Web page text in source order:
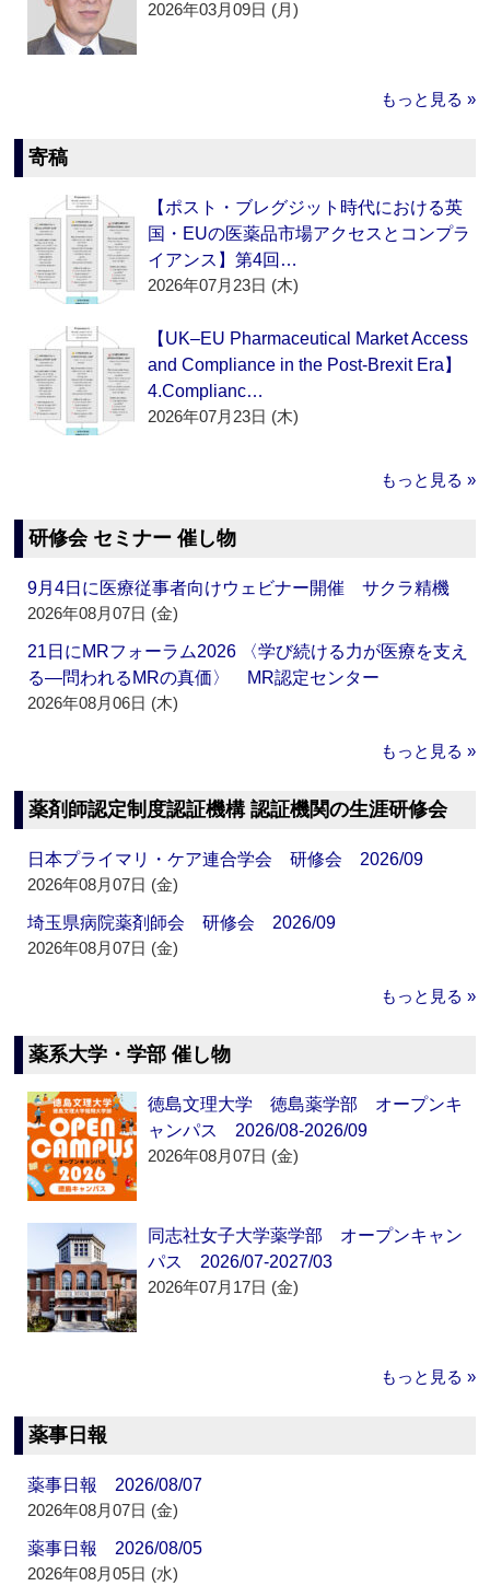
2026年03月09日 (月)
もっと見る »
寄稿
【ポスト・ブレグジット時代における英
国・EUの医薬品市場アクセスとコンプラ
イアンス】第4回…
2026年07月23日 (木)
【UK–EU Pharmaceutical Market Access
and Compliance in the Post-Brexit Era】
4.Complianc…
2026年07月23日 (木)
もっと見る »
研修会 セミナー 催し物
9月4日に医療従事者向けウェビナー開催 サクラ精機
2026年08月07日 (金)
21日にMRフォーラム2026 〈学び続ける力が医療を支え
る―問われるMRの真価〉 MR認定センター
2026年08月06日 (木)
もっと見る »
薬剤師認定制度認証機構 認証機関の生涯研修会
日本プライマリ・ケア連合学会 研修会 2026/09
2026年08月07日 (金)
埼玉県病院薬剤師会 研修会 2026/09
2026年08月07日 (金)
もっと見る »
薬系大学・学部 催し物
徳島文理大学 徳島薬学部 オープンキ
ャンパス 2026/08-2026/09
2026年08月07日 (金)
同志社女子大学薬学部 オープンキャン
パス 2026/07-2027/03
2026年07月17日 (金)
もっと見る »
薬事日報
薬事日報 2026/08/07
2026年08月07日 (金)
薬事日報 2026/08/05
2026年08月05日 (水)